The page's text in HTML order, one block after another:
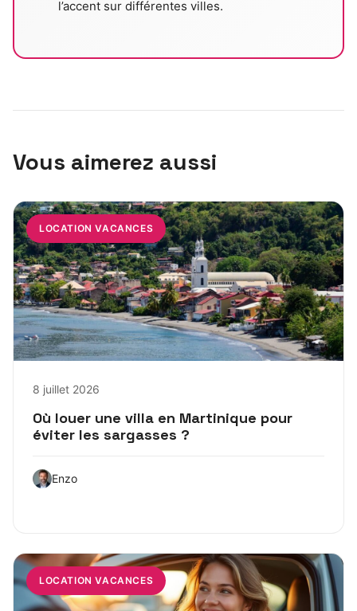
l’accent sur différentes villes.
Vous aimerez aussi
LOCATION VACANCES
8 juillet 2026
Où louer une villa en Martinique pour
éviter les sargasses ?
Enzo
LOCATION VACANCES